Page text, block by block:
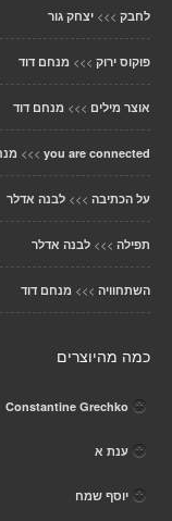
לחבק >>> יצחק גור
פוקוס ירוק >>> מנחם דוד
אוצר מילים >>> מנחם דוד
you are connected
>>>
על הכתיבה >>> לבנה אדלר
תפילה >>> לבנה אדלר
השתחוויה >>> מנחם דוד
כמה מהיוצרים
Constantine Grechko
ענת א
יוסף שמח